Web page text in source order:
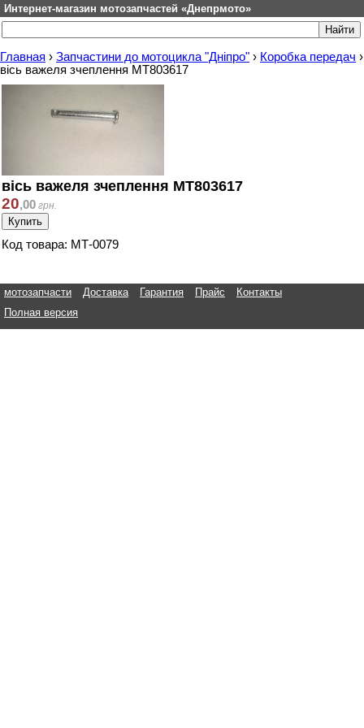
Интернет-магазин мотозапчастей «Днепрмото»
Главная › Запчастини до мотоцикла "Дніпро" › Коробка передач ›
вісь важеля зчеплення МТ803617
вісь важеля зчеплення МТ803617
20,00 грн.
Код товара: МТ-0079
мотозапчасти Доставка Гарантия Прайс
Контакты
Полная версия